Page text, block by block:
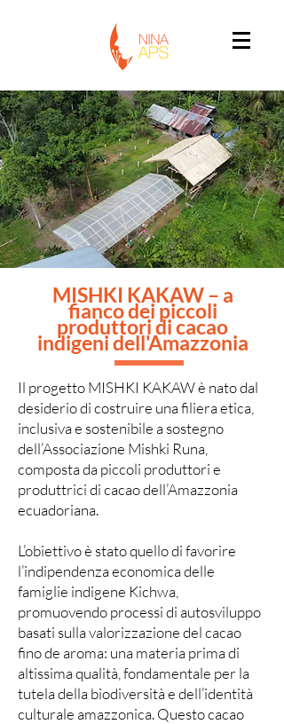
MISHKI KAKAW – a
fianco dei piccoli
produttori di cacao
indigenidell'Amazzonia
Il progetto MISHKI KAKAW è nato dal
desiderio di costruire una filiera etica,
inclusiva e sostenibile a sostegno
dell’Associazione Mishki Runa,
composta da piccoli produttori e
produttrici di cacao dell’Amazzonia
ecuadoriana.
L’obiettivo è stato quello di favorire
l’indipendenza economica delle
famiglie indigene Kichwa,
promuovendo processi di autosviluppo
basati sulla valorizzazione del cacao
fino de aroma: una materia prima di
altissima qualità, fondamentale per la
tutela della biodiversità e dell’identità
culturale amazzonica. Questo cacao